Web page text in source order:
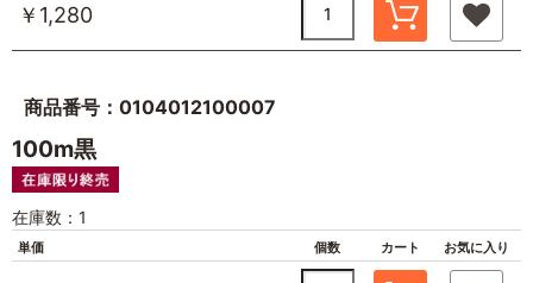
￥1,280
商品番号：0104012100007
100m黒
在庫数：1
単価 個数 カート お気に入り